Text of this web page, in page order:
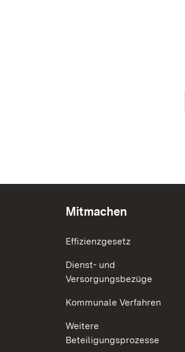
Mitmachen
Effizienzgesetz
Dienst- und
Versorgungsbezüge
Kommunale Verfahren
Weitere
Beteiligungsprozesse